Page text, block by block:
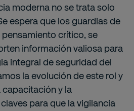
moderna no se trata solo
espera que los guardias de
crítico, se
información valiosa para
integral de seguridad del
la evolución de este rol y
y la
para que la vigilancia